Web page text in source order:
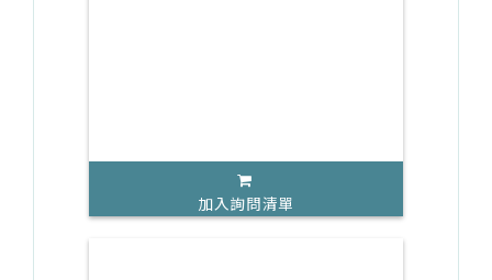
加入詢問清單